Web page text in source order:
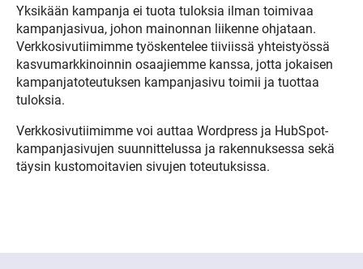
Yksikään kampanja ei tuota tuloksia ilman toimivaa
kampanjasivua, johon mainonnan liikenne ohjataan.
Verkkosivutiimimme työskentelee tiiviissä yhteistyössä
kasvumarkkinoinnin osaajiemme kanssa, jotta jokaisen
kampanjatoteutuksen kampanjasivu toimii ja tuottaa
tuloksia.
Verkkosivutiimimme voi auttaa Wordpress ja HubSpot-
kampanjasivujen suunnittelussa ja rakennuksessa sekä
täysin kustomoitavien sivujen toteutuksissa.